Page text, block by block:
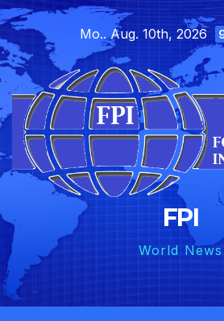
Skip
to
content
Mo.. Aug. 10th, 2026
FPI
World News